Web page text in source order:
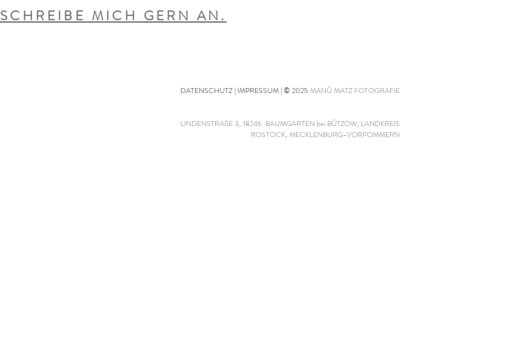
SCHREIBE MICH GERN AN.
DATENSCHUTZ | IMPRESSUM | © 2025 MANÜ MATZ FOTOGRAFIE
LINDENSTRAßE 3, 18246 BAUMGARTEN bei BÜTZOW, LANDKREIS
ROSTOCK, MECKLENBURG-VORPOMMERN